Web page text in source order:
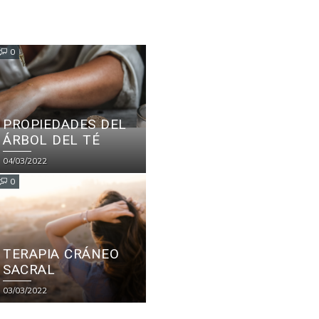
0
PROPIEDADES DEL
ÁRBOL DEL TÉ
04/03/2022
0
TERAPIA CRÁNEO
SACRAL
03/03/2022